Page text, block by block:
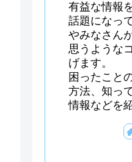
有益な情報
話題になっ
やみなさん
思うような
げます。
困ったこと
方法、知っ
情報などを